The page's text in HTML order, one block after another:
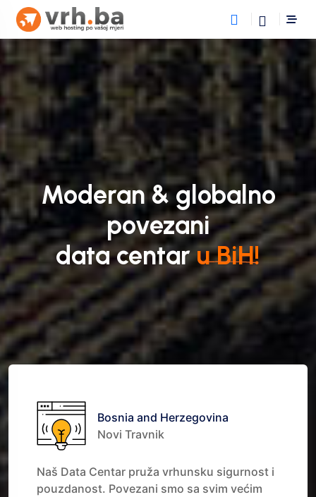
Moderan & globalno
povezani
data centaru BiH!
Bosnia and Herzegovina
Novi Travnik
Naš Data Centar pruža vrhunsku sigurnost i
pouzdanost. Povezani smo sa svim većim